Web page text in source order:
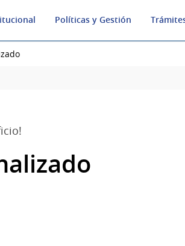
Políticas y Gestión